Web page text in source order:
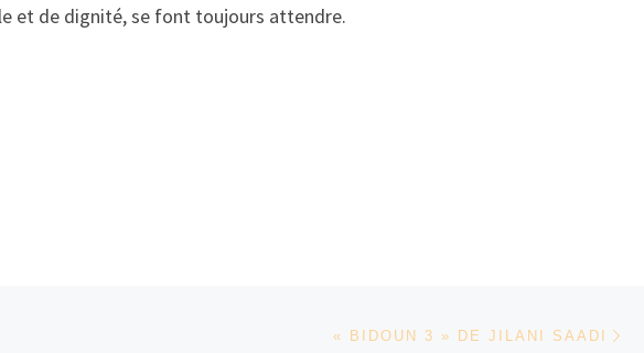
et de dignité, se font toujours attendre.
« BIDOUN 3 » DE JILANI SAADI